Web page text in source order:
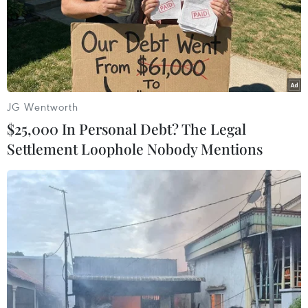
TIN LIÊN QUAN
Thủ tướng chủ trì họp trực tuyến toàn
JG Wentworth
$25,000 In Personal Debt? The Legal
Settlement Loophole Nobody Mentions